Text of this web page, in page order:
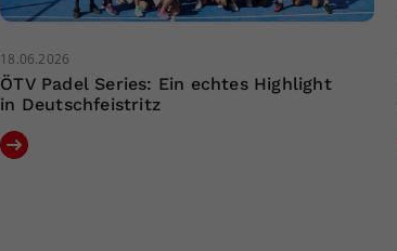
18.06.2026
ÖTV Padel Series: Ein echtes Highlight
in Deutschfeistritz